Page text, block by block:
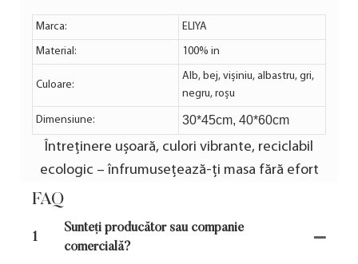
Marca: ELIYA
Material: 100% in
Culoare:
Alb, bej, vișiniu, albastru, gri,
negru, roșu
Dimensiune: 30*45cm, 40*60cm
Întreținere ușoară, culori vibrante, reciclabil
ecologic – înfrumusețează-ți masa fără efort
FAQ
1
Sunteți producător sau companie
comercială?